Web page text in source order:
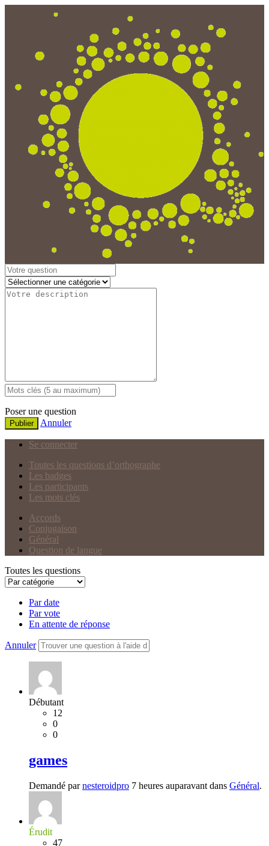
Poser une question
Publier Annuler
Se connecter
Toutes les questions d’orthographe
Les badges
Les participants
Les mots clés
Accords
Conjugaison
Général
Question de langue
Toutes les questions
Par date
Par vote
En attente de réponse
Annuler
Débutant
12
0
0
games
Demandé parnesteroidpro 7 heures auparavant dans Général.
Érudit
47